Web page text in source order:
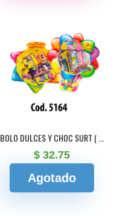
BOLO DULCES Y CHOC SURT ( ...
$ 32.75
Agotado